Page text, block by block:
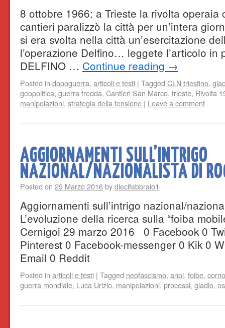
8 ottobre 1966: a Trieste la rivolta operaia
cantieri paralizzò la città per un’intera
si era svolta nella città un’esercitazione
l’operazione Delfino… leggete l’articolo
DELFINO … Continue reading →
Posted in dopoguerra, articoli e testi | Tagged CLN triestino,
geopolitica, guerra fredda, Cantieri San Marco, trieste, Rivolta
manipolazioni, strategia della tensione | Leave a comment
AGGIORNAMENTI SULL’INTRIGO
NAZIONAL/NAZIONALISTA DI
Posted on 29 Marzo 2016bydiecifebbraio1
Aggiornamenti sull’intrigo nazional/
L’evoluzione della ricerca sulla “foiba
Cernigoi 29 marzo 2016 0 Facebook 0
Pinterest 0 Facebook-messenger 0 Kik 0
Email 0 Reddit
Posted in articoli e testi | Tagged neofascismo, anpi, foibe,
guerra mondiale, Luca Urizio, manipolazioni, processi, gladio,